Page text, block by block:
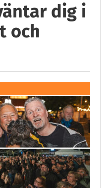
dig i
och